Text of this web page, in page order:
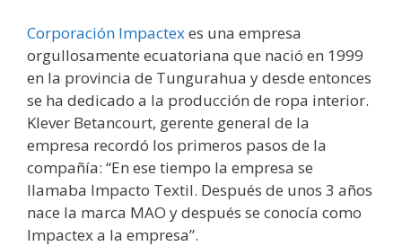
Corporación Impactexes una empresa
orgullosamente ecuatoriana que nació en 1999
en la provincia de Tungurahua y desde entonces
se ha dedicado a la producción de ropa interior.
Klever Betancourt, gerente general de la
empresa recordó los primeros pasos de la
compañía: “En ese tiempo la empresa se
llamaba Impacto Textil. Después de unos 3 años
nace la marca MAO y después se conocía como
Impactex a la empresa”.